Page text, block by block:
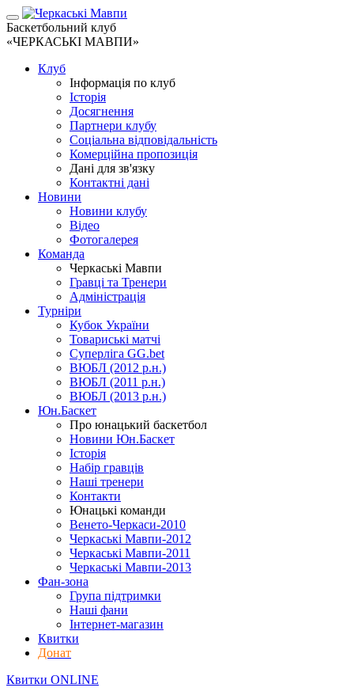
Баскетбольний клуб
«ЧЕРКАСЬКІ МАВПИ»
Клуб
Інформація по клуб
Історія
Досягнення
Партнери клубу
Соціальна відповідальність
Комерційна пропозиція
Дані для зв'язку
Контактні дані
Новини
Новини клубу
Відео
Фотогалерея
Команда
Черкаські Мавпи
Гравці та Тренери
Адміністрація
Турніри
Кубок України
Товариські матчі
Суперліга GG.bet
ВЮБЛ (2012 р.н.)
ВЮБЛ (2011 р.н.)
ВЮБЛ (2013 р.н.)
Юн.Баскет
Про юнацький баскетбол
Новини Юн.Баскет
Історія
Набір гравців
Наші тренери
Контакти
Юнацькі команди
Венето-Черкаси-2010
Черкаські Мавпи-2012
Черкаські Мавпи-2011
Черкаські Мавпи-2013
Фан-зона
Група підтримки
Наші фани
Інтернет-магазин
Квитки
Донат
Квитки ONLINE